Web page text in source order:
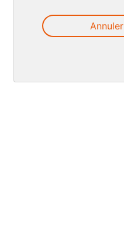
Annuler